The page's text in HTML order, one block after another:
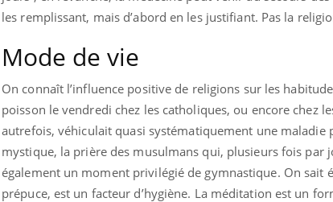
les remplissant, mais d’abord en les justifiant. Pas la
Mode de vie
On connaît l’influence positive de religions sur les
poisson le vendredi chez les catholiques, ou encore chez
autrefois, véhiculait quasi systématiquement une maladie
mystique, la prière des musulmans qui, plusieurs fois par
également un moment privilégié de gymnastique. On sait
prépuce, est un facteur d’hygiène. La méditation est un
questions sur la maladie